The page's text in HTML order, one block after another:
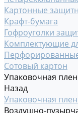
Картонные
Крафт-бумага
Гофроуголки
Комплектующие
Сотовый картон
Упаковочная
Назад
Упаковочная
Воздушно-